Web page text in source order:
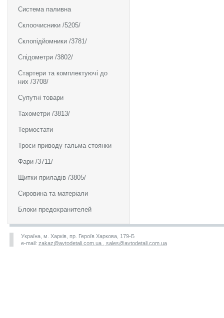
Система паливна
Склоочисники /5205/
Склопідйомники /3781/
Спідометри /3802/
Стартери та комплектуючі до
них /3708/
Супутні товари
Тахометри /3813/
Термостати
Троси приводу гальма стоянки
Фари /3711/
Щитки приладів /3805/
Сировина та матеріали
Блоки предохранителей
Україна, м. Харків, пр. Героїв Харкова, 179-Б
e-mail: zakaz@avtodetali.com.ua , sales@avtodetali.com.ua